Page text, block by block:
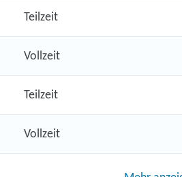
Teilzeit
Vollzeit
Teilzeit
Vollzeit